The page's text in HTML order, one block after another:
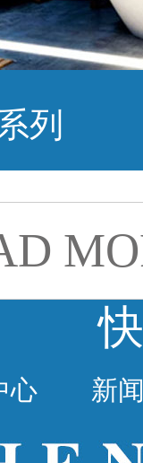
列
心 新